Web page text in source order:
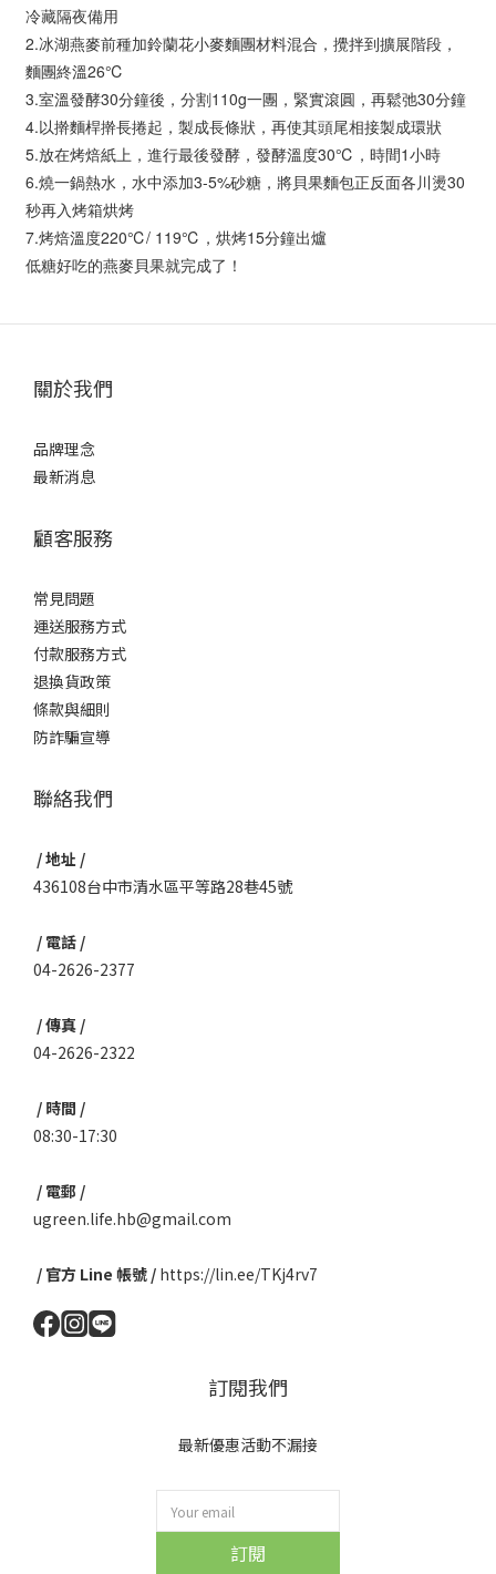
冷藏隔夜備用
2.冰湖燕麥前種加鈴蘭花小麥麵團材料混合，攪拌到擴展階段，
麵團終溫26℃
3.室溫發酵30分鐘後，分割110g一團，緊實滾圓，再鬆弛30分鐘
4.以擀麵桿擀長捲起，製成長條狀，再使其頭尾相接製成環狀
5.放在烤焙紙上，進行最後發酵，發酵溫度30℃，時間1小時
6.燒一鍋熱水，水中添加3-5%砂糖，將貝果麵包正反面各川燙30
秒再入烤箱烘烤
7.烤焙溫度220℃/ 119℃，烘烤15分鐘出爐
低糖好吃的燕麥貝果就完成了！
關於我們
品牌理念
最新消息
顧客服務
常見問題
運送服務方式
付款服務方式
退換貨政策
條款與細則
防詐騙宣導
聯絡我們
/ 地址 /
436108台中市清水區平等路28巷45號
/ 電話 /
04-2626-2377
/ 傳真 /
04-2626-2322
/ 時間 /
08:30-17:30
/ 電郵 /
ugreen.life.hb@gmail.com
/ 官方 Line 帳號 / https://lin.ee/TKj4rv7
訂閱我們
最新優惠活動不漏接
訂閱